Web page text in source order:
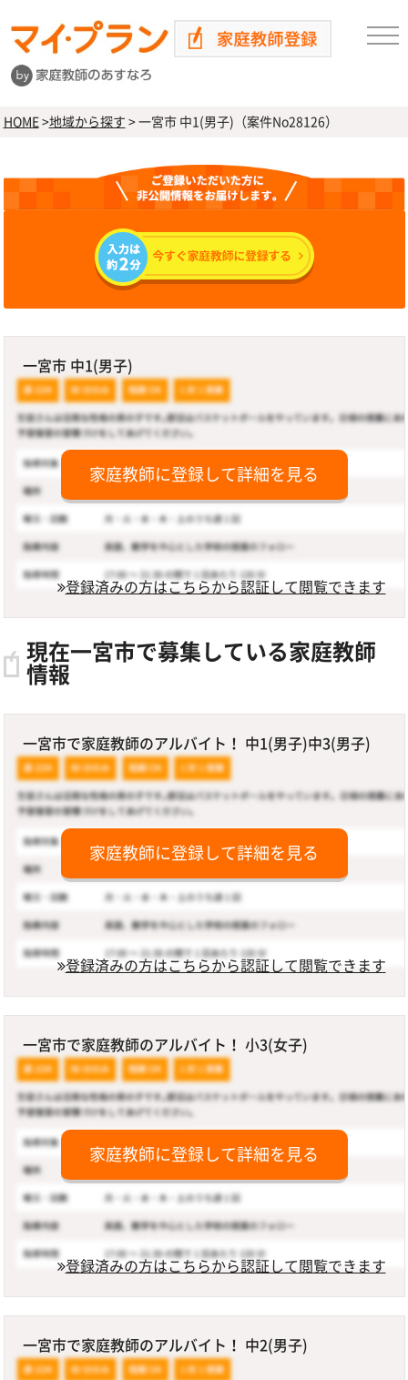
HOME>地域から探す >一宮市 中1(男子)（案件No28126）
一宮市 中1(男子)
家庭教師に登録して詳細を見る
登録済みの方はこちらから認証して閲覧できます
現在一宮市で募集している家庭教師
情報
一宮市で家庭教師のアルバイト！ 中1(男子)中3(男子)
家庭教師に登録して詳細を見る
登録済みの方はこちらから認証して閲覧できます
一宮市で家庭教師のアルバイト！ 小3(女子)
家庭教師に登録して詳細を見る
登録済みの方はこちらから認証して閲覧できます
一宮市で家庭教師のアルバイト！ 中2(男子)